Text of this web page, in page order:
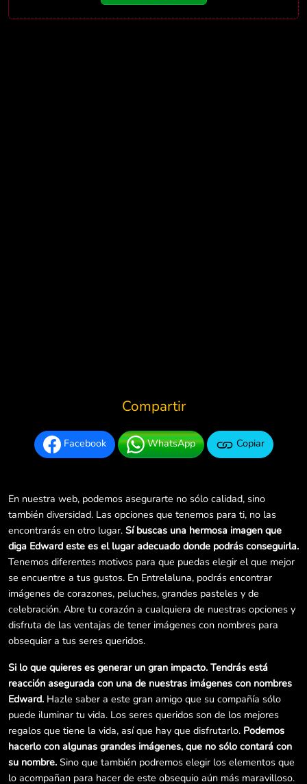
Compartir
Facebook WhatsApp Copiar
En nuestra web, podemos asegurarte no sólo calidad, sino
también diversidad. Las opciones que tenemos para ti, no las
encontrarás en otro lugar. Sí buscas una hermosa imagen que
diga Edward este es el lugar adecuado donde podrás conseguirla.
Tenemos diferentes motivos para que puedas elegir el que mejor
se encuentre a tus gustos. En Entrelaluna, podrás encontrar
imágenes de corazones, peluches, grandes pasteles y de
celebración. Abre tu corazón a cualquiera de nuestras opciones y
disfruta de las ventajas de tener imágenes con nombres para
obsequiar a tus seres queridos.
Si lo que quieres es generar un gran impacto. Tendrás está
reacción asegurada con una de nuestras imágenes con nombres
Edward. Hazle saber a este gran amigo que su compañía sólo
puede iluminar tu vida. Los seres queridos son de los mejores
regalos que tiene la vida, así que hay que disfrutarlo. Podemos
hacerlo con algunas grandes imágenes, que no sólo contará con
su nombre. Sino que también podremos elegir los elementos que
lo acompañan para hacer de este obsequio aún más maravilloso.